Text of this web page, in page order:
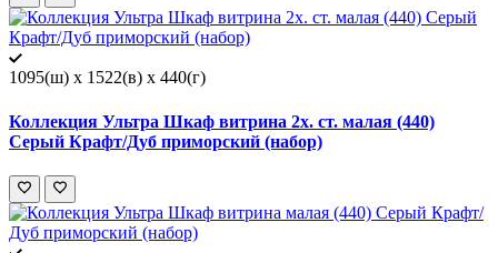
1095(ш) x 1522(в) x 440(г)
Коллекция Ультра Шкаф витрина 2х. ст. малая (440)
Серый Крафт/Дуб приморский (набор)